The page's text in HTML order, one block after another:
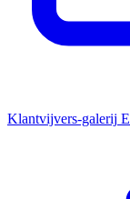
Klantvijvers-galerij